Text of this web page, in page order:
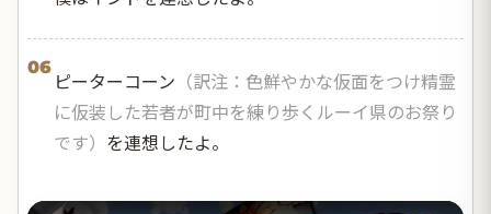
06
ピーターコーン （訳注：色鮮やかな仮面をつけ精霊
に仮装した若者が町中を練り歩くルーイ県のお祭り
です） を連想したよ。